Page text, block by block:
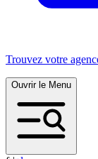
Trouvez votre
Ouvrir le Menu